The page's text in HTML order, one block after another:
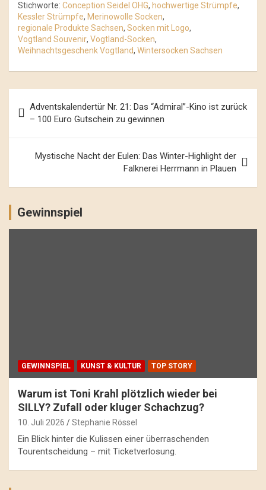
Stichworte: Conception Seidel OHG, hochwertige Strümpfe,
Kessler Strümpfe, Merinowolle Socken,
regionale Produkte Sachsen, Socken mit Logo,
Vogtland Souvenir, Vogtland-Socken,
Weihnachtsgeschenk Vogtland, Wintersocken Sachsen
Navigation
Adventskalendertür Nr. 21: Das “Admiral”-Kino ist zurück
– 100 Euro Gutschein zu gewinnen
Mystische Nacht der Eulen: Das Winter-Highlight der
Falknerei Herrmann in Plauen
Gewinnspiel
GEWINNSPIEL KUNST & KULTUR TOP STORY
Warum ist Toni Krahl plötzlich wieder bei
SILLY? Zufall oder kluger Schachzug?
10. Juli 2026 Stephanie Rössel
Ein Blick hinter die Kulissen einer überraschenden
Tourentscheidung – mit Ticketverlosung.